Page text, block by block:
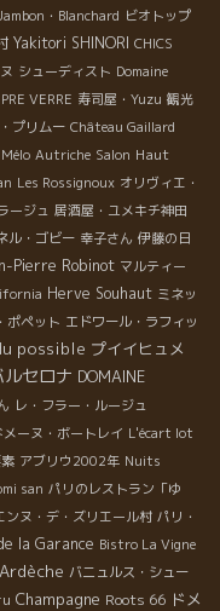
・Blanchard ビオトップ
Yakitori SHINORI CHICS
シューディスト Domaine
VERRE 寿司屋・Yuzu 観光
プリムー Château Gaillard
Autriche Salon Haut
Les Rossignoux オリヴィエ・
ージュ 居酒屋・ユメキチ神田
ル・ゴビー 幸子さん 伊藤の日
Pierre Robinot マルティー
Herve Souhaut ミネッ
ポペット エドワール・ラフィッ
possible プイイヒュメ
ルセロナ DOMAINE
レ・フラー・ルージュ
メーヌ・ボートレイ L'écart lot
アブリウ2002年 Nuits
san パリのレストラン「ゆ
ンヌ・デ・ズリエール村 パリ・
la Garance Bistro La Vigne
Ardèche バニュルス・シュー
Champagne Roots 66 ドメ